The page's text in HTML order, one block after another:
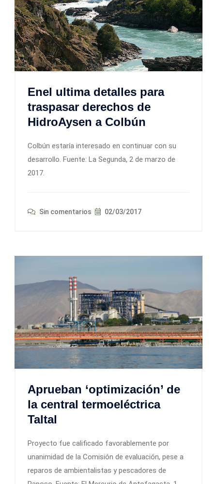
Enel ultima detalles para
traspasar derechos de
HidroAysen a Colbún
Colbún estaría interesado en continuar con su
desarrollo. Fuente: La Segunda, 2 de marzo de
2017.
Sin comentarios 02/03/2017
Aprueban ‘optimización’ de
la central termoeléctrica
Taltal
Proyecto fue calificado favorablemente por
unanimidad de la Comisión de evaluación, pese a
reparos de ambientalistas y pescadores de